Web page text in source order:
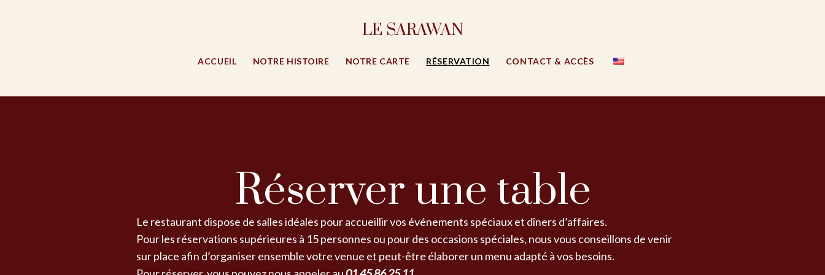
LE SARAWAN
ACCUEIL NOTRE HISTOIRE NOTRE CARTE RÉSERVATION CONTACT & ACCÈS
Réserver une table
Le restaurant dispose de salles idéales pour accueillir vos événements spéciaux et dîners d’affaires.
Pour les réservations supérieures à 15 personnes ou pour des occasions spéciales, nous vous conseillons de venir
sur place afin d’organiser ensemble votre venue et peut-être élaborer un menu adapté à vos besoins.